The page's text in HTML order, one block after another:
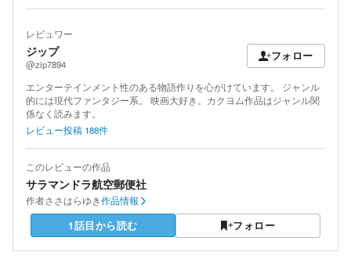
レビュワー
ジップ
@zip7894
フォロー
エンターテインメント性のある物語作りを心がけています。 ジャンル
的には現代ファンタジー系。 映画大好き。カクヨム作品はジャンル関
係なく読みます。
レビュー投稿 188件
このレビューの作品
サラマンドラ航空郵便社
作者ささはらゆき作品情報
1話目から読む フォロー